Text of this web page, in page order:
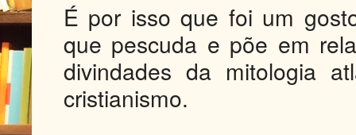
É por isso que foi um
que pescuda e põe em
divindades da mitologia
cristianismo.